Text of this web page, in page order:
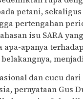
petani,
pertengahan
isu SARA
apa-apanya
menjadi
dan cucu
pernyataan Gus